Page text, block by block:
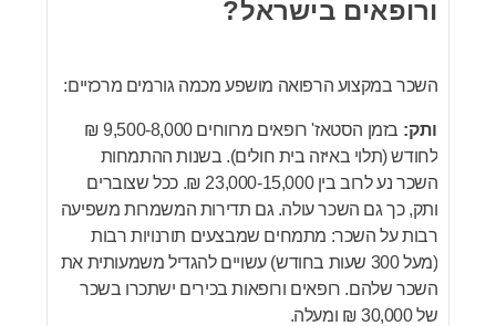
ורופאים בישראל?
השכר במקצוע הרפואה מושפע מכמה גורמים מרכזיים:
ותק:
בזמן הסטאז' רופאים מרווחים 9,500-8,000 ₪
לחודש (תלוי באיזה בית חולים). בשנות ההתמחות
השכר נע לרוב בין 23,000-15,000 ₪. ככל שצוברים
ותק, כך גם השכר עולה. גם תדירות המשמרות משפיעה
רבות על השכר: מתמחים שמבצעים תורנויות רבות
(מעל 300 שעות בחודש) עשויים להגדיל משמעותית את
השכר שלהם. רופאים ורופאות בכירים ישתכרו בשכר
של 30,000 ₪ ומעלה.